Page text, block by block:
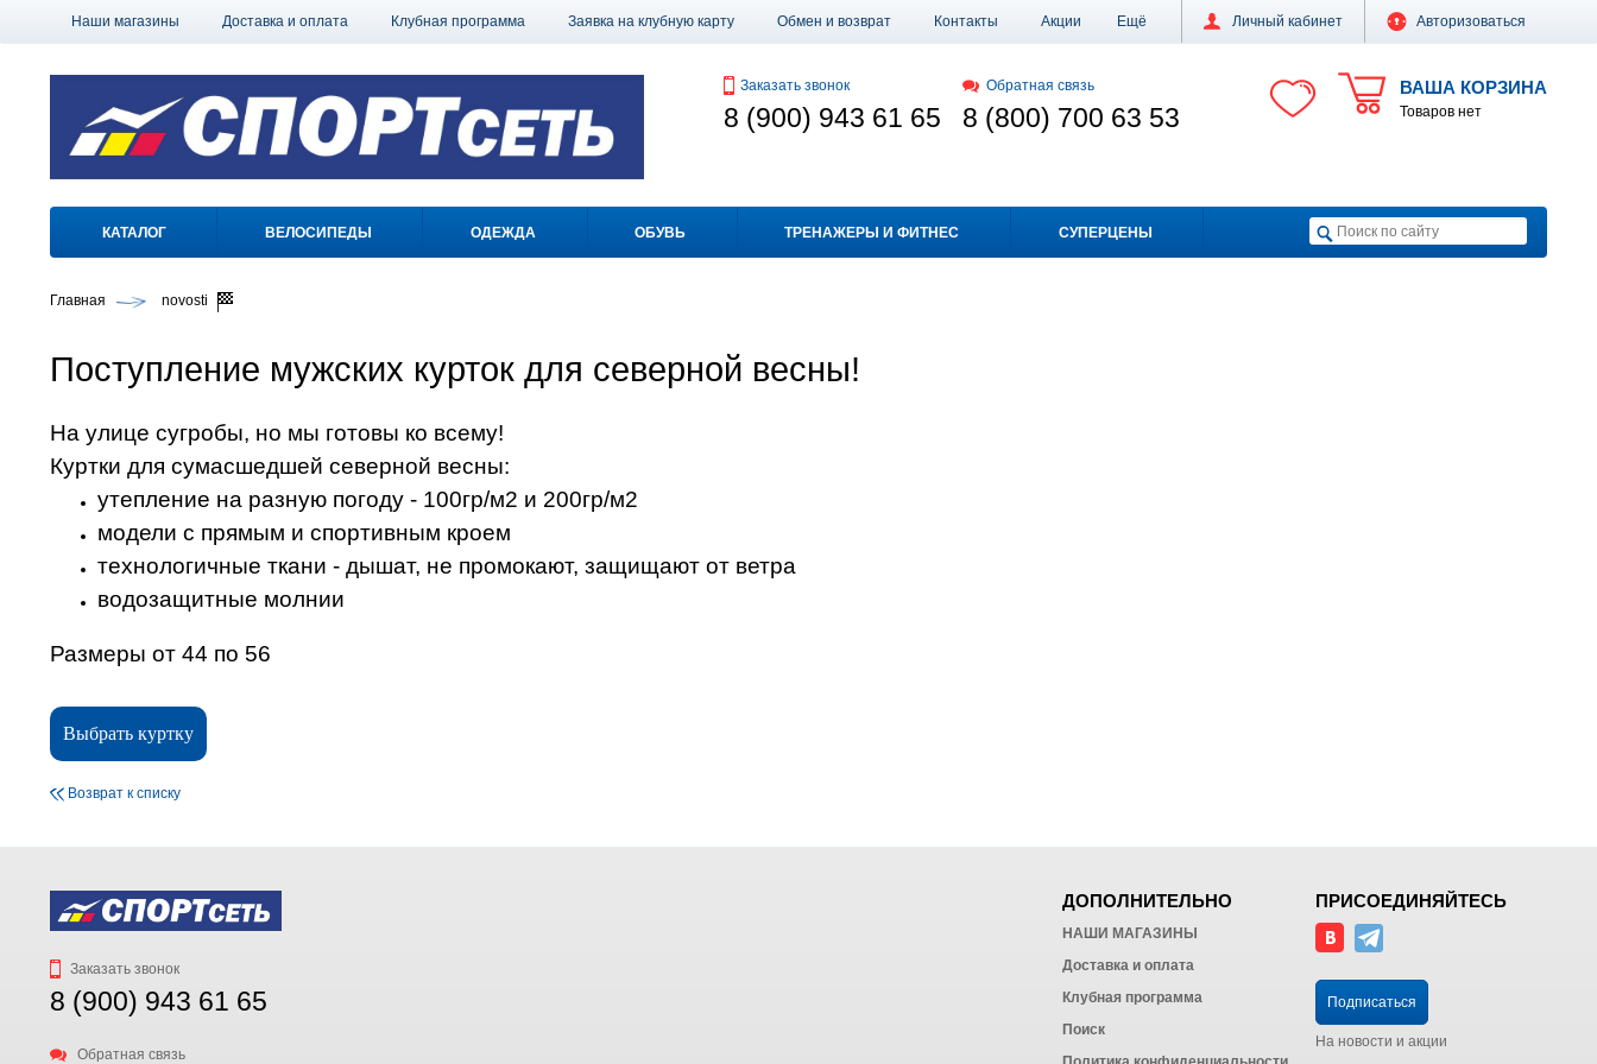
Личный кабинет Авторизоваться
Наши магазины Доставка и оплата Клубная программа Заявка на клубную карту Обмен и возврат Контакты Акции Ещё
ВАША КОРЗИНА
Товаров нет
Заказать звонок
8 (900) 943 61 65
Обратная связь
8 (800) 700 63 53
КАТАЛОГ ВЕЛОСИПЕДЫ ОДЕЖДА ОБУВЬ ТРЕНАЖЕРЫ И ФИТНЕС СУПЕРЦЕНЫ
Главная novosti
Поступление мужских курток для северной весны!
На улице сугробы, но мы готовы ко всему!
Куртки для сумасшедшей северной весны:
утепление на разную погоду - 100гр/м2 и 200гр/м2
модели с прямым и спортивным кроем
технологичные ткани - дышат, не промокают, защищают от ветра
водозащитные молнии
Размеры от 44 по 56
Выбрать куртку
Возврат к списку
Заказать звонок
8 (900) 943 61 65
Обратная связь
ДОПОЛНИТЕЛЬНО
НАШИ МАГАЗИНЫ
Доставка и оплата
Клубная программа
Поиск
ПРИСОЕДИНЯЙТЕСЬ
Подписаться
На новости и акции